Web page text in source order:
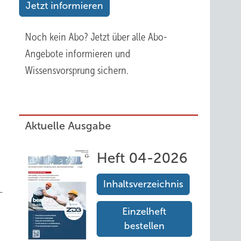
Jetzt informieren
Noch kein Abo? Jetzt über alle Abo-
Angebote informieren und
Wissensvorsprung sichern.
Aktuelle Ausgabe
Heft 04-2026
Inhaltsverzeichnis
Einzelheft
bestellen